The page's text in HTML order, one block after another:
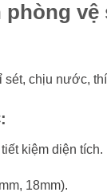
phòng vệ
sét, chịu nước,
kiệm diện tích.
18mm).